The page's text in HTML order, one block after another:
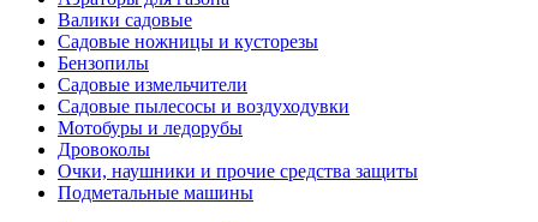
Валики садовые
Садовые ножницы и кусторезы
Бензопилы
Садовые измельчители
Садовые пылесосы и воздуходувки
Мотобуры и ледорубы
Дровоколы
Очки, наушники и прочие средства защиты
Подметальные машины